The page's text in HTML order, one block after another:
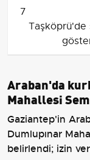
7
Taşköprü'de
Araban'da
Mahallesi
Gaziantep'in
Dumlupınar
belirlendi; izin